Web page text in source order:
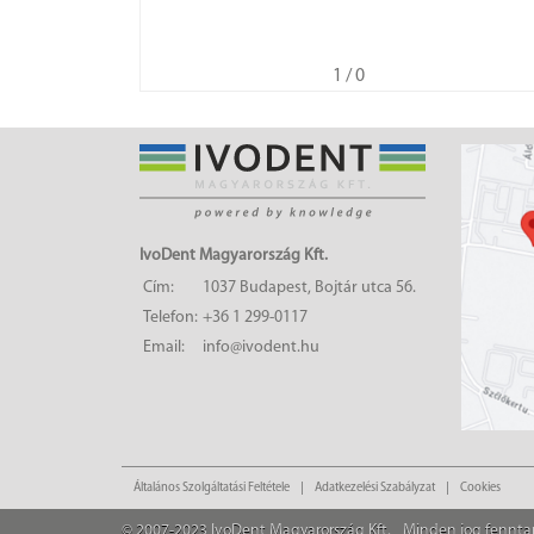
1 / 0
IvoDent Magyarország Kft.
Cím:
1037 Budapest, Bojtár utca 56.
Telefon: +36 1 299-0117
Email:
info@ivodent.hu
Általános Szolgáltatási Feltétele Adatkezelési Szabályzat Cookies